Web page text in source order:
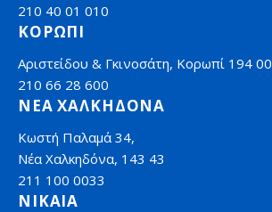
210 40 01 010
ΚΟΡΩΠΙ
Αριστείδου & Γκινοσάτη, Κορωπί 194 00
210 66 28 600
ΝΕΑ ΧΑΛΚΗΔΟΝΑ
Κωστή Παλαμά 34,
Νέα Χαλκηδόνα, 143 43
211 100 0033
ΝΙΚΑΙΑ